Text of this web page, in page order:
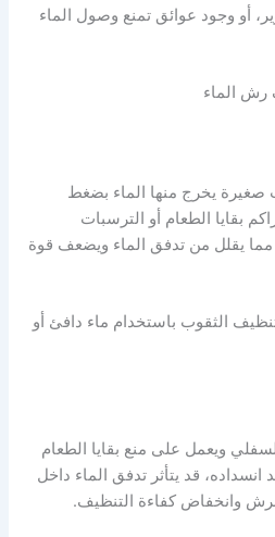
أو وجود عوائق تمنع وصول الماء
رش الماء
يخرج منها الماء بضغط
بقايا الطعام أو الترسبات
مما يقلل من تدفق الماء ويضعف قوة
الثقوب باستخدام ماء دافئ أو
ويعمل على منع بقايا الطعام
قد يتأثر تدفق الماء داخل
وانخفاض كفاءة التنظيف.